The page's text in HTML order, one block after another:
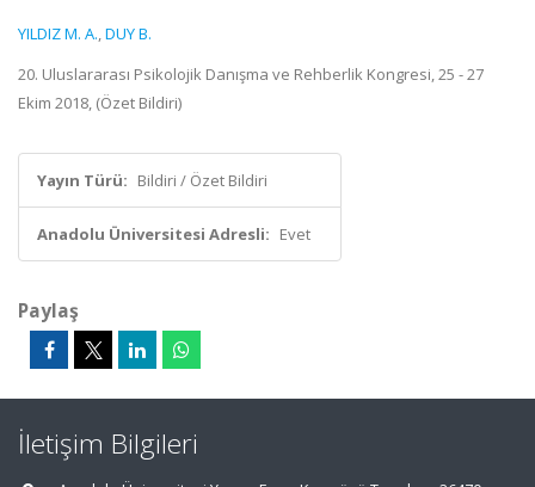
YILDIZ M. A.,DUY B.
20. Uluslararası Psikolojik Danışma ve Rehberlik Kongresi, 25 - 27
Ekim 2018, (Özet Bildiri)
Yayın Türü: Bildiri / Özet Bildiri
Anadolu Üniversitesi Adresli: Evet
Paylaş
İletişim Bilgileri